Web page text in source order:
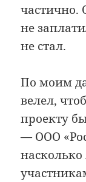
частично.
не
не стал.
По моим
велел,
проекту
— ООО